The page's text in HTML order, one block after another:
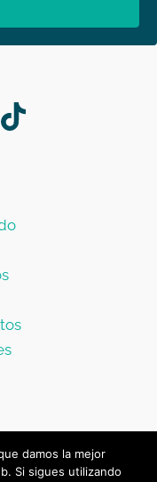
Matata x el Mundo |
damos la mejor
Si sigues utilizando